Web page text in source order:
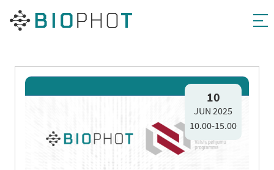
Pāriet
10
JUN 2025
10.00-15.00